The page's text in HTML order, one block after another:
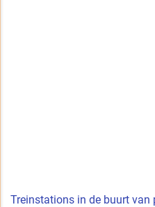
Treinstations in de buurt van